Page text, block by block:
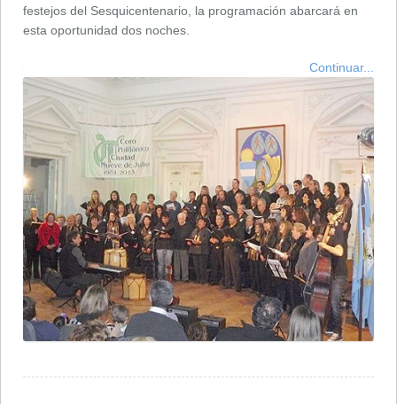
festejos del Sesquicentenario, la programación abarcará en
esta oportunidad dos noches.
Continuar...